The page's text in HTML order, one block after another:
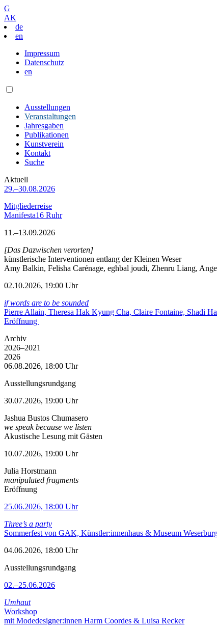
G
AK
de
en
Impressum
Datenschutz
en
Ausstellungen
Veranstaltungen
Jahresgaben
Publikationen
Kunstverein
Kontakt
Suche
Aktuell
29.–30.08.2026
Mitgliederreise
Manifesta16 Ruhr
11.–13.09.2026
[Das Dazwischen verorten]
künstlerische Interventionen entlang der Kleinen Weser
Amy Balkin, Felisha Carénage, eghbal joudi, Zhenru Liang,
02.10.2026, 19:00 Uhr
if words are to be sounded
Pierre Allain, Theresa Hak Kyung Cha, Claire Fontaine, Shadi
Eröffnung
Archiv
2026–2021
2026
06.08.2026, 18:00 Uhr
Ausstellungsrundgang
30.07.2026, 19:00 Uhr
Jashua Bustos Chumasero
we speak because we listen
Akustische Lesung mit Gästen
10.07.2026, 19:00 Uhr
Julia Horstmann
manipulated fragments
Eröffnung
25.06.2026, 18:00 Uhr
Three’s a party
Sommerfest von GAK, Künstler:innenhaus & Museum
04.06.2026, 18:00 Uhr
Ausstellungsrundgang
02.–25.06.2026
Umhaut
Workshop
mit Modedesigner:innen Harm Coordes & Luisa Recker